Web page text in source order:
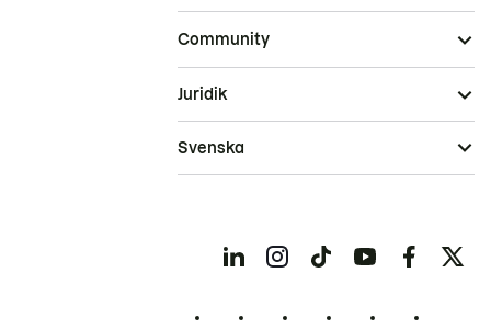
Community
Juridik
Svenska